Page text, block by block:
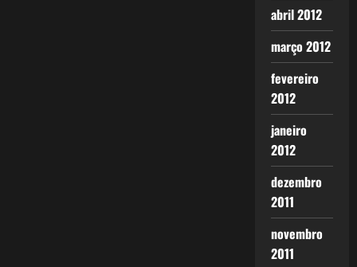
abril 2012
março 2012
fevereiro
2012
janeiro
2012
dezembro
2011
novembro
2011